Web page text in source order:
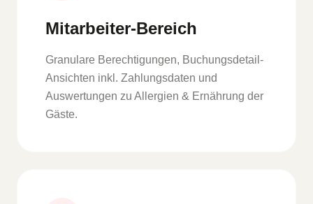
Mitarbeiter-Bereich
Granulare Berechtigungen, Buchungsdetail-
Ansichten inkl. Zahlungsdaten und
Auswertungen zu Allergien & Ernährung der
Gäste.